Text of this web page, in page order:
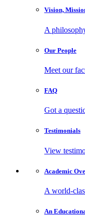
Vision,
A
Our People
Meet our
FAQ
Got a
Testimonials
View
Academic
A world-
An